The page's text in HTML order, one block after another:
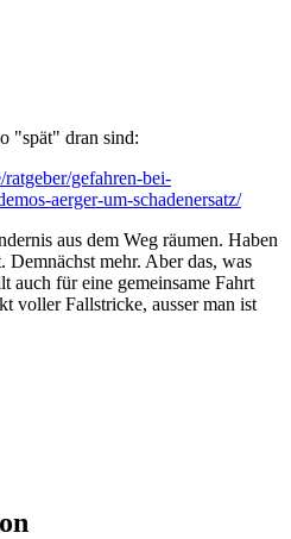
"spät" dran sind:
gefahren-bei-
aerger-um-schadenersatz/
aus dem Weg räumen. Haben
Demnächst mehr. Aber das, was
für eine gemeinsame Fahrt
voller Fallstricke, ausser man ist